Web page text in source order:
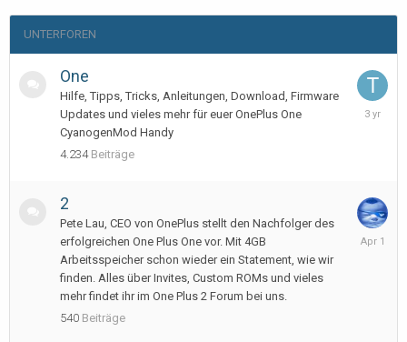
UNTERFOREN
One
Hilfe, Tipps, Tricks, Anleitungen, Download, Firmware
Updates und vieles mehr für euer OnePlus One
CyanogenMod Handy
4.234 Beiträge
June
2
Pete Lau, CEO von OnePlus stellt den Nachfolger des
erfolgreichen One Plus One vor. Mit 4GB
Arbeitsspeicher schon wieder ein Statement, wie wir
finden. Alles über Invites, Custom ROMs und vieles
mehr findet ihr im One Plus 2 Forum bei uns.
540 Beiträge
April